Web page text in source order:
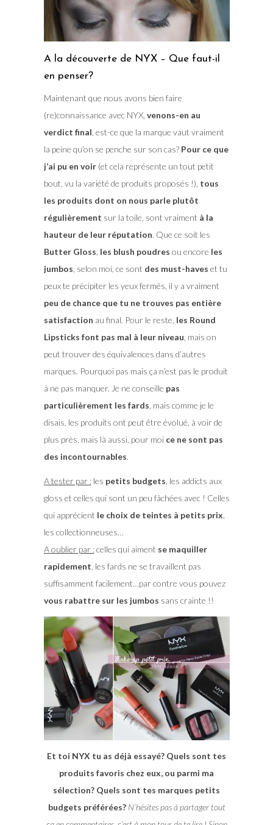
A la découverte de NYX – Que faut-il
en penser?
Maintenant que nous avons bien faire
(re)connaissance avec NYX, venons-en au
verdict final , est-ce que la marque vaut vraiment
la peine qu’on se penche sur son cas? Pour ce que
j’ai pu en voir(et cela représente un tout petit
bout, vu la variété de produits proposés !), tous
les produits dont on nous parle plutôt
régulièrement sur la toile, sont vraiment à la
hauteur de leur réputation. Que ce soit les
Butter Gloss les blush poudres ou encore les
jumbos , selon moi, ce sont des must-haves et tu
peux te précipiter les yeux fermés, il y a vraiment
peu de chance que tu ne trouves pas entière
satisfaction au final. Pour le reste, les Round
Lipsticks font pas mal à leur niveau , mais on
peut trouver des équivalences dans d’autres
marques. Pourquoi pas mais ça n’est pas le produit
à ne pas manquer. Je ne conseille pas
particulièrement les fards , mais comme je le
disais, les produits ont peut être évolué, à voir de
plus près, mais là aussi, pour moi ce ne sont pas
des incontournables.
A tester par :les petits budgets , les addicts aux
gloss et celles qui sont un peu fâchées avec ! Celles
qui apprécient le choix de teintes à petits prix
les collectionneuses…
A oublier par :celles qui aiment se maquiller
rapidement , les fards ne se travaillent pas
suffisamment facilement…par contre vous pouvez
vous rabattre sur les jumbos sans crainte !!
Et toi NYX tu as déjà essayé? Quels sont tes
produits favoris chez eux, ou parmi ma
sélection? Quels sont tes marques petits
budgets préférées? N’hésites pas à partager tout